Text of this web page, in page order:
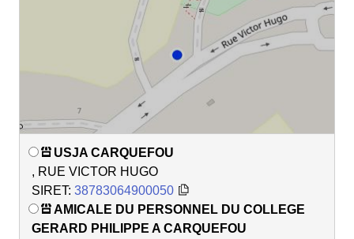
USJA CARQUEFOU
, RUE VICTOR HUGO
SIRET: 38783064900050
AMICALE DU PERSONNEL DU COLLEGE
GERARD PHILIPPE A CARQUEFOU